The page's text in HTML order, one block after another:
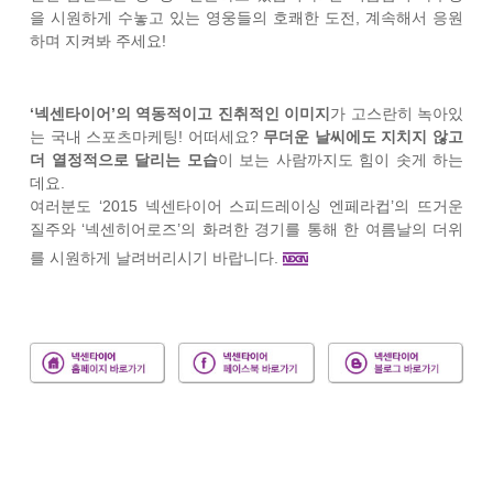
을 시원하게 수놓고 있는 영웅들의 호쾌한 도전, 계속해서 응원
하며 지켜봐 주세요!
‘넥센타이어’의 역동적이고 진취적인 이미지 가 고스란히 녹아있
는 국내 스포츠마케팅! 어떠세요? 무더운 날씨에도 지치지 않고
더 열정적으로 달리는 모습이 보는 사람까지도 힘이 솟게 하는
데요.
여러분도 ‘2015 넥센타이어 스피드레이싱 엔페라컵’의 뜨거운
질주와 ‘넥센히어로즈’의 화려한 경기를 통해 한 여름날의 더위
를 시원하게 날려버리시기 바랍니다.